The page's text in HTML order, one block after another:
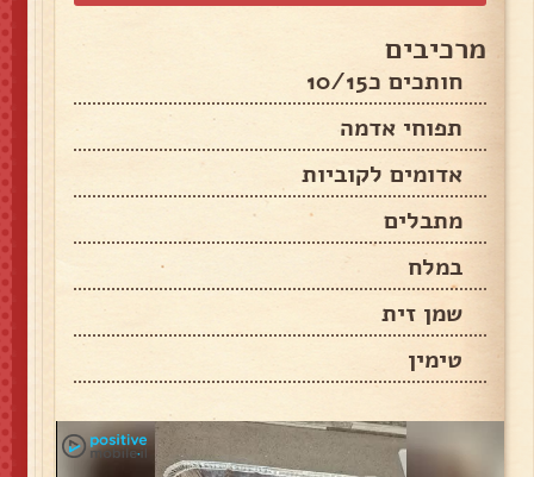
מרכיבים
חותכים כ10/15
תפוחי אדמה
אדומים לקוביות
מתבלים
במלח
שמן זית
טימין